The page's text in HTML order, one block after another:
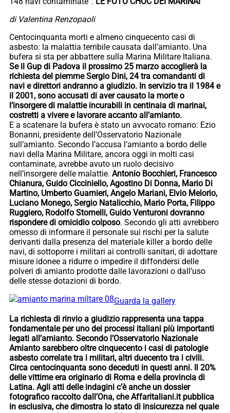
di Valentina Renzopaoli
Centocinquanta morti e almeno cinquecento casi di
asbesto: la malattia terribile causata dall’amianto. Una
bufera si sta per abbattere sulla Marina Militare Italiana.
Se il Gup di Padova il prossimo 25 marzo accoglierà la
richiesta del piemme Sergio Dini, 24 tra comandanti di
navi e direttori andranno a giudizio. In servizio tra il 1984 e
il 2001, sono accusati di aver causato la morte o
l’insorgere di malattie incurabili in centinaia di marinai,
costretti a vivere e lavorare accanto all’amianto.
E a scatenare la bufera è stato un avvocato romano: Ezio
Bonanni, presidente dell’Osservatorio Nazionale
sull’amianto. Secondo l’accusa l’amianto a bordo delle
navi della Marina Militare, ancora oggi in molti casi
contaminate, avrebbe avuto un ruolo decisivo
nell’insorgere delle malattie. Antonio Bocchieri, Francesco
Chianura, Guido Cicciniello, Agostino Di Donna, Mario Di
Martino, Umberto Guarnieri, Angelo Mariani, Elvio Melorio,
Luciano Monego, Sergio Natalicchio, Mario Porta, Filippo
Ruggiero, Rodolfo Stornelli, Guido Venturoni dovranno
rispondere di omicidio colposo. Secondo gli atti avrebbero
omesso di informare il personale sui rischi per la salute
derivanti dalla presenza del materiale killer a bordo delle
navi, di sottoporre i militari ai controlli sanitari, di adottare
misure idonee a ridurre o impedire il diffondersi delle
polveri di amianto prodotte dalle lavorazioni o dall’uso
delle stesse dotazioni di bordo.
Guarda la gallery
La richiesta di rinvio a giudizio rappresenta una tappa
fondamentale per uno dei processi italiani più importanti
legati all’amianto. Secondo l’Osservatorio Nazionale
Amianto sarebbero oltre cinquecento i casi di patologie
asbesto correlate tra i militari, altri duecento tra i civili.
Circa centocinquanta sono deceduti in questi anni. Il 20%
delle vittime era originario di Roma e della provincia di
Latina. Agli atti delle indagini c’è anche un dossier
fotografico raccolto dall’Ona, che Affaritaliani.it pubblica
in esclusiva, che dimostra lo stato di insicurezza nel quale